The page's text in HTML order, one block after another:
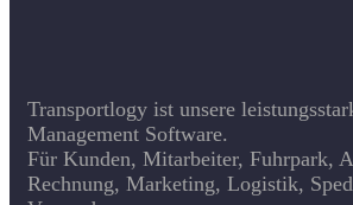
Transportlogy ist unsere
Management Software.
Für Kunden, Mitarbeiter, Fuhrpark,
Rechnung, Marketing, Logistik,